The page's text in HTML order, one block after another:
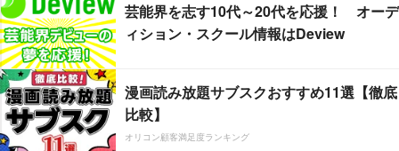
芸能界を志す10代～20代を応援！ オーデ
ィション・スクール情報はDeview
漫画読み放題サブスクおすすめ11選【徹底
比較】
オリコン顧客満足度ランキング